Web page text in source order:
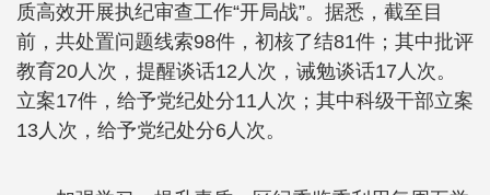
质高效开展执纪审查工作“开局战”。据悉，截至目
前，共处置问题线索98件，初核了结81件；其中批评
教育20人次，提醒谈话12人次，诫勉谈话17人次。
立案17件，给予党纪处分11人次；其中科级干部立案
13人次，给予党纪处分6人次。